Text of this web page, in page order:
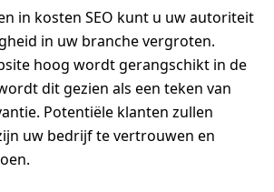
in kosten SEO kunt u uw autoriteit
in uw branche vergroten.
hoog wordt gerangschikt in de
dit gezien als een teken van
Potentiële klanten zullen
uw bedrijf te vertrouwen en